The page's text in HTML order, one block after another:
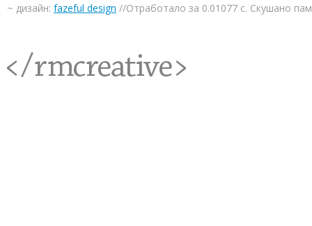
~ дизайн: fazeful design //Отработало за 0.01077 с. Скушано
<rmcreative/>